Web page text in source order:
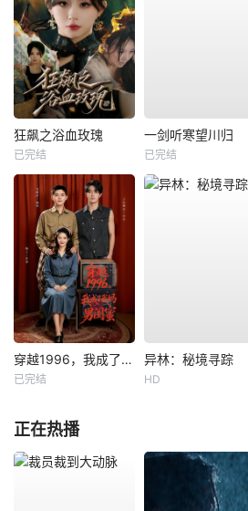
狂飙之浴血玫瑰
已完结
一剑听寒望川归
已完结
穿越1996，我成了我妈男闺蜜
已完结
异林：秘境寻踪
HD
正在热播